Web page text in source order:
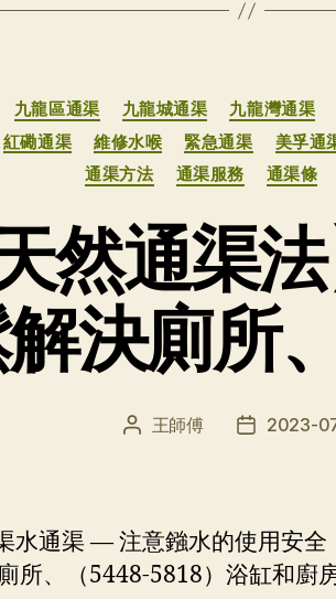
分
类
九龍區通渠 九龍城通渠 九龍灣通渠
紅磡通渠
維修水喉 緊急通渠 美孚通
通渠方法
通渠服務 通渠條
然通渠
決廁所
文 王師傅
发 2023-
水通渠 — 注意鏹水的使用安全
所、（5448-5818）浴缸和廚